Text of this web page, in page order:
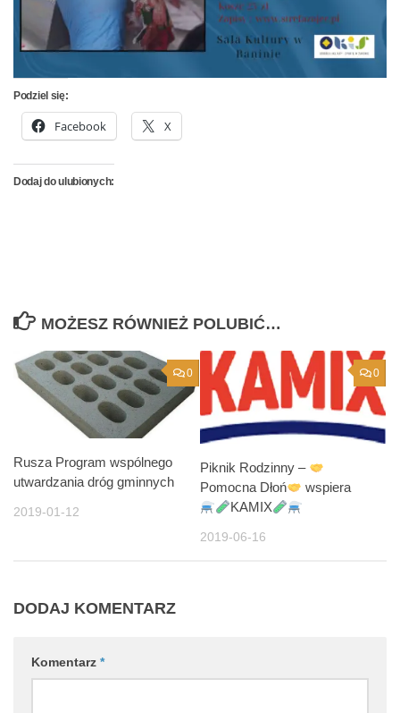
Podziel się:
Facebook X
Dodaj do ulubionych:
MOŻESZ RÓWNIEŻ POLUBIĆ…
0
Rusza Program wspólnego
utwardzania dróg gminnych
2019-01-12
0
Piknik Rodzinny –
Pomocna Dłoń
wspiera
KAMIX
2019-06-16
DODAJ KOMENTARZ
Komentarz *